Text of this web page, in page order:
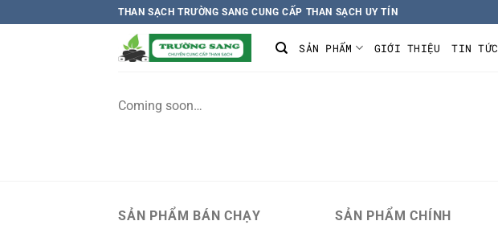
đến
THAN SẠCH TRƯỜNG SANG CUNG CẤP THAN SẠCH UY TÍN
SẢN PHẨM GIỚI THIỆU TIN TỨC
Coming soon…
SẢN PHẨM BÁN CHẠY SẢN PHẨM CHÍNH